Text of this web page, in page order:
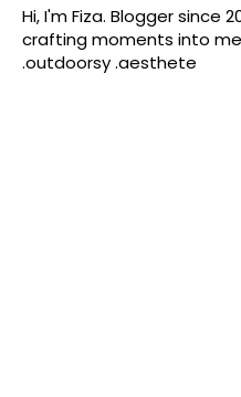
Hi, I'm Fiza. Blogger since
crafting moments into
.outdoorsy .aesthete